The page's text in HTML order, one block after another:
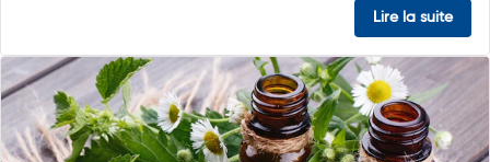
Lire la suite